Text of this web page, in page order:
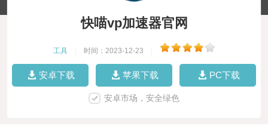
快喵vp加速器官网
工具 时间：2023-12-23
安卓下载 苹果下载 PC下载
安卓市场，安全绿色